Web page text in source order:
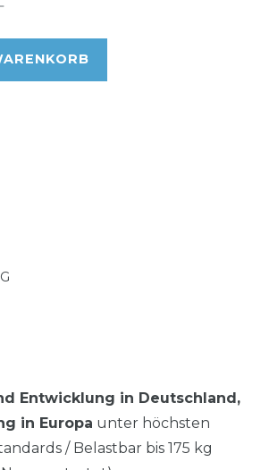
Entwicklung in Deutschland,
in Europa unter höchsten
/ Belastbar bis 175 kg